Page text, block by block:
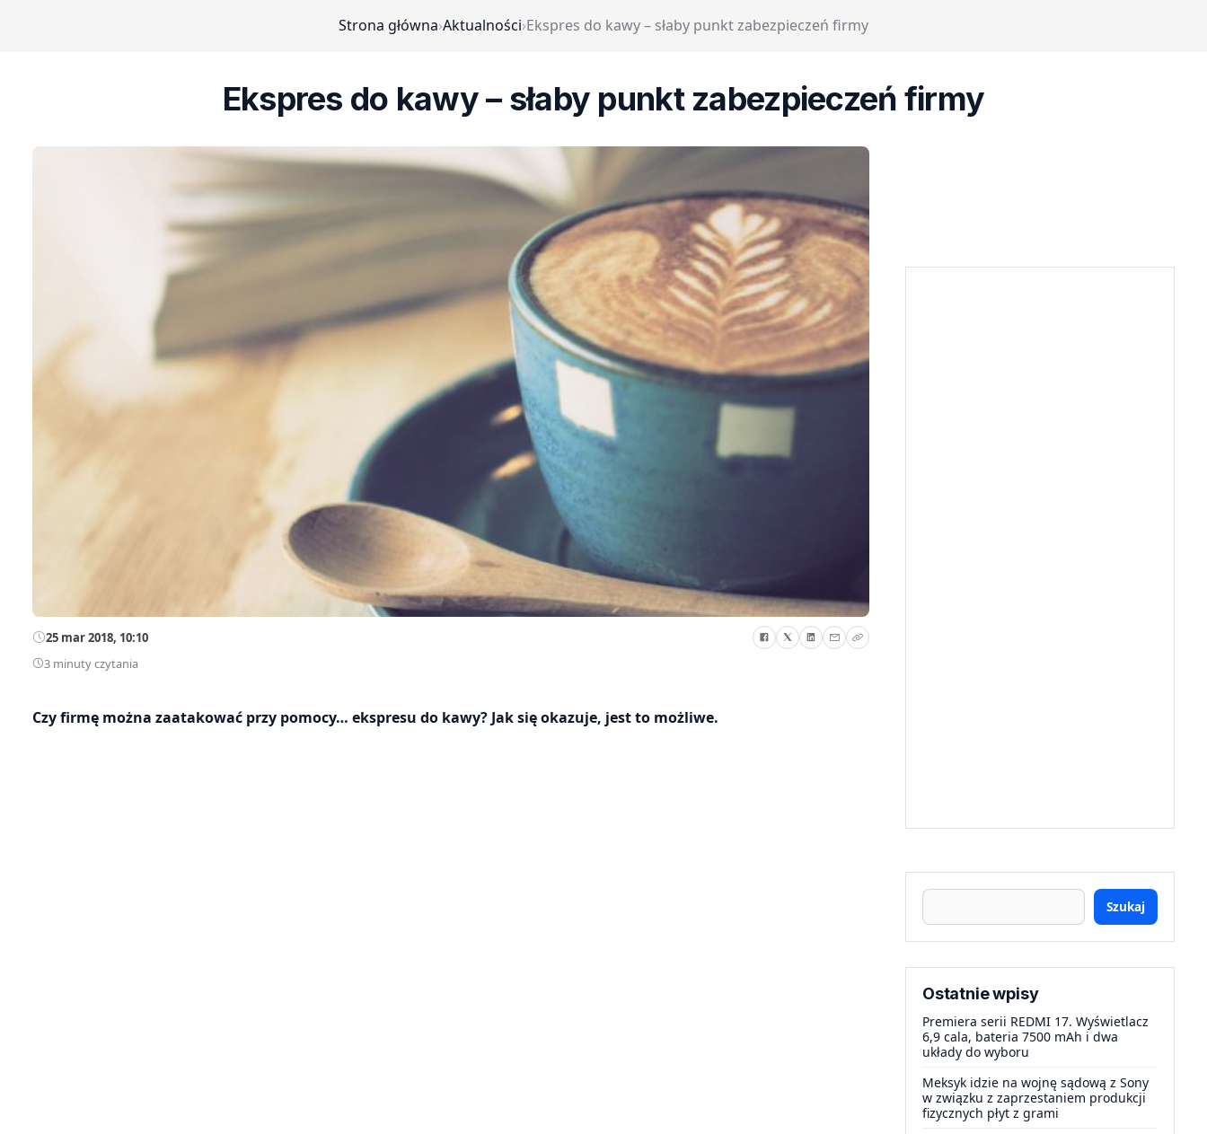
Strona główna›Aktualności›Ekspres do kawy – słaby punkt zabezpieczeń firmy
Ekspres do kawy – słaby punkt zabezpieczeń firmy
25 mar 2018, 10:10
3 minuty czytania
Czy firmę można zaatakować przy pomocy… ekspresu do kawy? Jak się okazuje, jest to możliwe.
Szukaj
Ostatnie wpisy
Premiera serii REDMI 17. Wyświetlacz
6,9 cala, bateria 7500 mAh i dwa
układy do wyboru
Meksyk idzie na wojnę sądową z Sony
w związku z zaprzestaniem produkcji
fizycznych płyt z grami